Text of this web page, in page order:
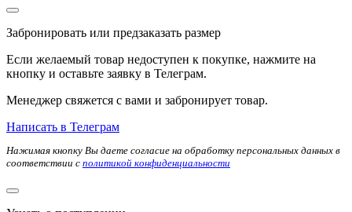
Забронировать или предзаказать размер
Если желаемый товар недоступен к покупке, нажмите на
кнопку и оставьте заявку в Телеграм.
Менеджер свяжется с вами и забронирует товар.
Написать в Телеграм
Нажимая кнопку Вы даете согласие на обработку персональных данных в
соответствии с политикой конфиденциальности